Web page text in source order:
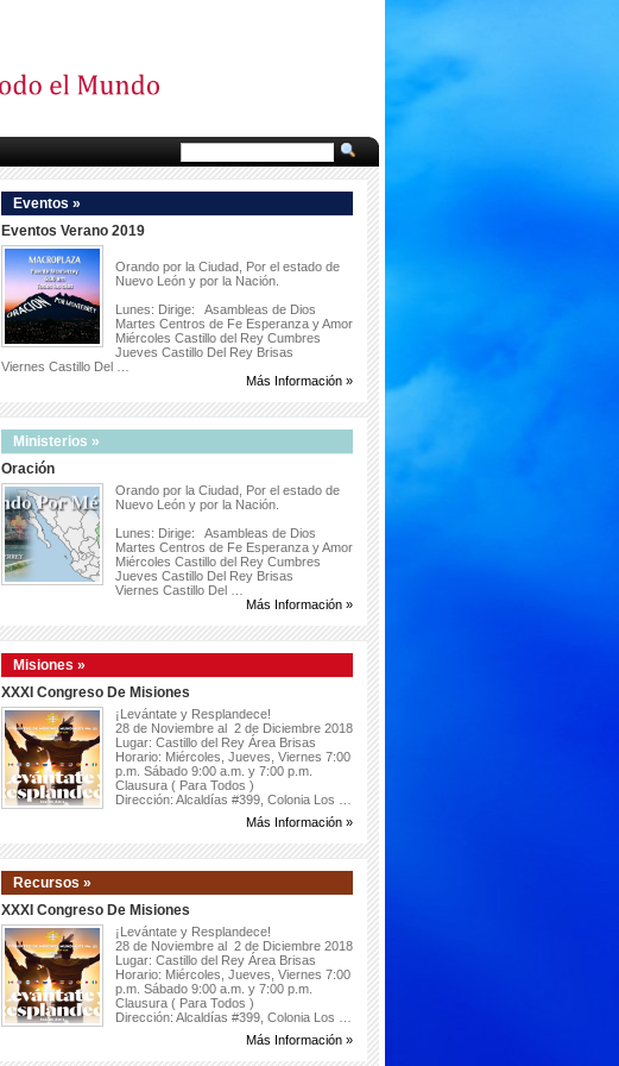
Eventos »
Eventos Verano 2019
Orando por la Ciudad, Por el estado de
Nuevo León y por la Nación.
Lunes: Dirige: Asambleas de Dios
Martes Centros de Fe Esperanza y Amor
Miércoles Castillo del Rey Cumbres
Jueves Castillo Del Rey Brisas
Viernes Castillo Del …
Más Información »
Ministerios »
Oración
Orando por la Ciudad, Por el estado de
Nuevo León y por la Nación.
Lunes: Dirige: Asambleas de Dios
Martes Centros de Fe Esperanza y Amor
Miércoles Castillo del Rey Cumbres
Jueves Castillo Del Rey Brisas
Viernes Castillo Del …
Más Información »
Misiones »
XXXI Congreso De Misiones
¡Levántate y Resplandece!
28 de Noviembre al 2 de Diciembre 2018
Lugar: Castillo del Rey Área Brisas
Horario: Miércoles, Jueves, Viernes 7:00
p.m. Sábado 9:00 a.m. y 7:00 p.m.
Clausura ( Para Todos )
Dirección: Alcaldías #399, Colonia Los …
Más Información »
Recursos »
XXXI Congreso De Misiones
¡Levántate y Resplandece!
28 de Noviembre al 2 de Diciembre 2018
Lugar: Castillo del Rey Área Brisas
Horario: Miércoles, Jueves, Viernes 7:00
p.m. Sábado 9:00 a.m. y 7:00 p.m.
Clausura ( Para Todos )
Dirección: Alcaldías #399, Colonia Los …
Más Información »